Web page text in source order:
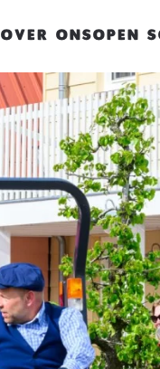
OVER ONSOPEN